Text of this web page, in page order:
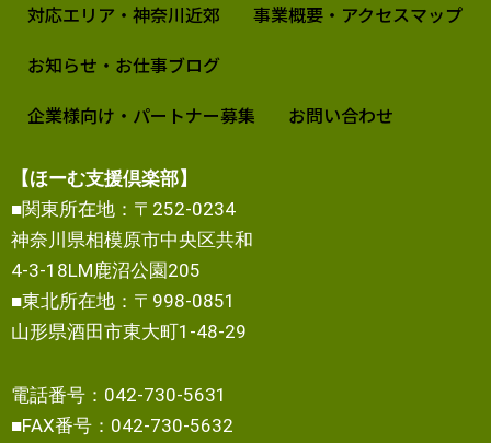
対応エリア・神奈川近郊
事業概要・アクセスマップ
お知らせ・お仕事ブログ
企業様向け・パートナー募集
お問い合わせ
【ほーむ支援倶楽部】
■関東所在地：〒252-0234
神奈川県相模原市中央区共和
4-3-18LM鹿沼公園205
■東北所在地：〒998-0851
山形県酒田市東大町1-48-29
電話番号：042-730-5631
■FAX番号：042-730-5632